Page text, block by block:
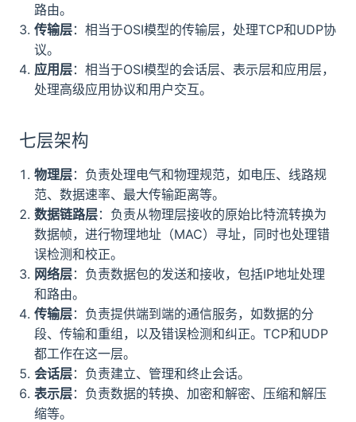
路由。
传输层：相当于OSI模型的传输层，处理TCP和UDP协
议。
应用层：相当于OSI模型的会话层、表示层和应用层，
处理高级应用协议和用户交互。
七层架构
物理层：负责处理电气和物理规范，如电压、线路规
范、数据速率、最大传输距离等。
数据链路层：负责从物理层接收的原始比特流转换为
数据帧，进行物理地址（MAC）寻址，同时也处理错
误检测和校正。
网络层：负责数据包的发送和接收，包括IP地址处理
和路由。
传输层：负责提供端到端的通信服务，如数据的分
段、传输和重组，以及错误检测和纠正。TCP和UDP
都工作在这一层。
会话层：负责建立、管理和终止会话。
表示层：负责数据的转换、加密和解密、压缩和解压
缩等。